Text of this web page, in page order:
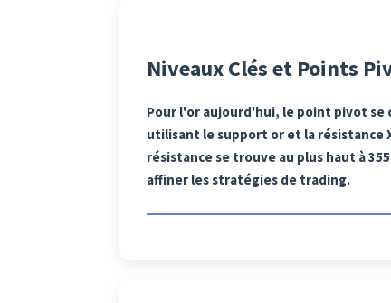
Niveaux Clés et Points
Pour l'or aujourd'hui, le point pivot se
utilisant le support or et la résistance
résistance se trouve au plus haut à
affiner les stratégies de trading.